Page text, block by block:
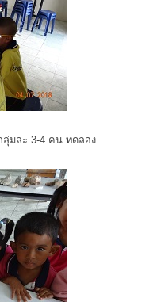
มละ 3-4 คน ทดลอง